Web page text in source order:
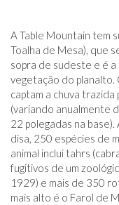
A Table Mountain tem
Toalha de Mesa), que
sopra de sudeste e é
vegetação do
captam a chuva
(variando anualmente
22 polegadas na
disa, 250 espécies de
animal inclui tahrs
fugitivos de um
1929) e mais de 350
mais alto é o Farol de